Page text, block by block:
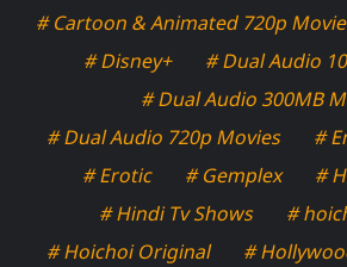
# Cartoon & Animated 720p
# Disney+
# Dual Audio
# Dual Audio 300MB
# Dual Audio 720p Movies
#
# Erotic
# Gemplex
#
# Hindi Tv Shows
#
# Hoichoi Original
#